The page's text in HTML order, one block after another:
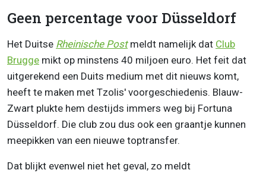
Geen percentage voor Düsseldorf
Het Duitse Rheinische Postmeldt namelijk dat Club
Brugge mikt op minstens 40 miljoen euro. Het feit dat
uitgerekend een Duits medium met dit nieuws komt,
heeft te maken met Tzolis' voorgeschiedenis. Blauw-
Zwart plukte hem destijds immers weg bij Fortuna
Düsseldorf. Die club zou dus ook een graantje kunnen
meepikken van een nieuwe toptransfer.
Dat blijkt evenwel niet het geval, zo meldt